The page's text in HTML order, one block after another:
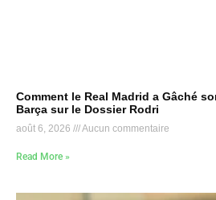
Comment le Real Madrid a Gâché
Barça sur le Dossier Rodri
août 6, 2026 Aucun commentaire
Read More »